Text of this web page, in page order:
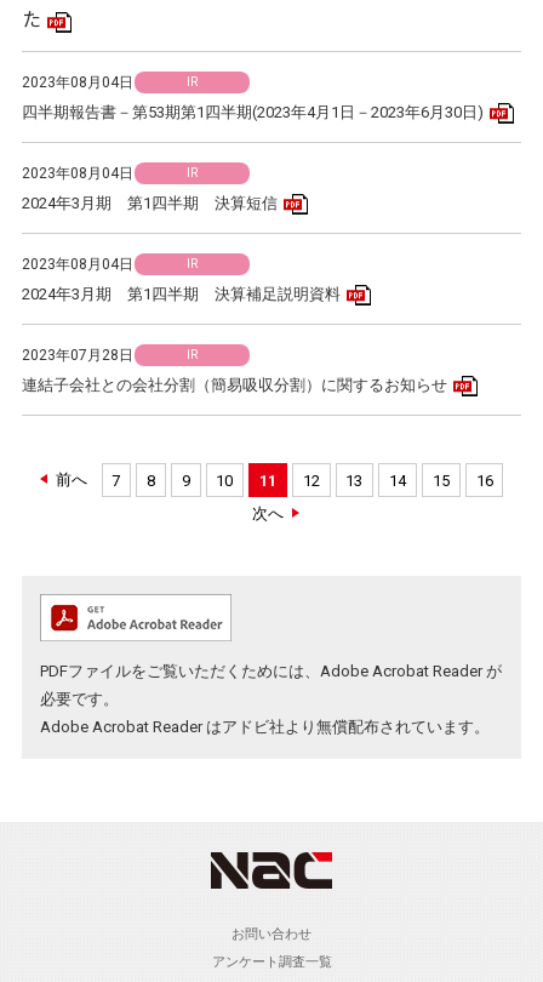
た
2023年08月04日 IR
四半期報告書－第53期第1四半期(2023年4月1日－2023年6月30日)
2023年08月04日 IR
2024年3月期 第1四半期 決算短信
2023年08月04日 IR
2024年3月期 第1四半期 決算補足説明資料
2023年07月28日 IR
連結子会社との会社分割（簡易吸収分割）に関するお知らせ
前へ 7 8 9 10 11 12 13 14 15
16
次へ
PDFファイルをご覧いただくためには、Adobe Acrobat Reader が
必要です。
Adobe Acrobat Readerはアドビ社より無償配布されています。
お問い合わせ
アンケート調査一覧